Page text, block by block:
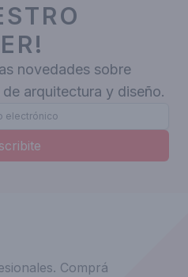
novedades sobre
arquitectura y diseño.
Comprá